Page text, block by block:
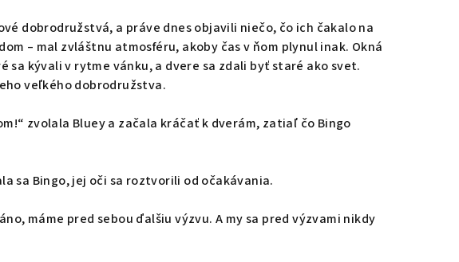
dobrodružstvá, a práve dnes objavili niečo, čo ich čakalo na
– mal zvláštnu atmosféru, akoby čas v ňom plynul inak. Okná
kývali v rytme vánku, a dvere sa zdali byť staré ako svet.
veľkého dobrodružstva.
zvolala Bluey a začala kráčať k dverám, zatiaľ čo Bingo
sa Bingo, jej oči sa roztvorili od očakávania.
máme pred sebou ďalšiu výzvu. A my sa pred výzvami nikdy